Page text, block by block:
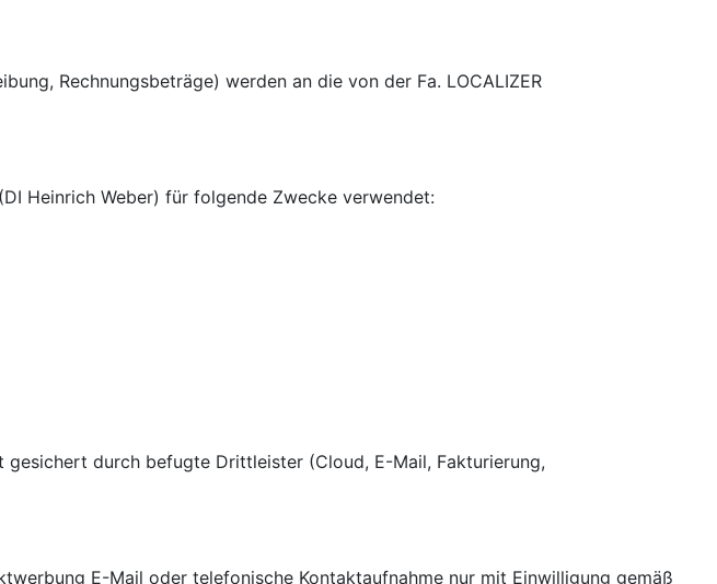
Rechnungsbeträge) werden an die von der Fa. LOCALIZER
Heinrich Weber) für folgende Zwecke verwendet:
durch befugte Drittleister (Cloud, E-Mail, Fakturierung,
E-Mail oder telefonische Kontaktaufnahme nur mit Einwilligung gemäß